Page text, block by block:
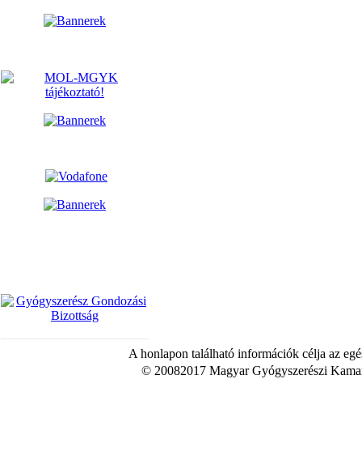
A honlapon található információk célja az
© 20082017 Magyar Gyógyszerészi